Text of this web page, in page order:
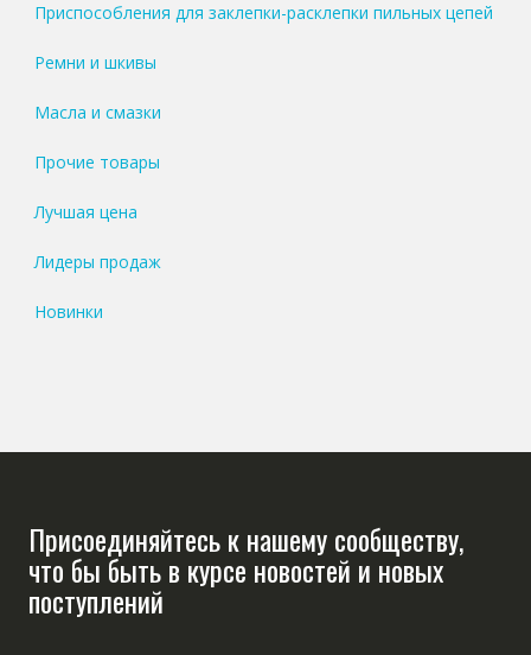
Приспособления для заклепки-расклепки пильных цепей
Ремни и шкивы
Масла и смазки
Прочие товары
Лучшая цена
Лидеры продаж
Новинки
Присоединяйтесь к нашему сообществу,
что бы быть в курсе новостей и новых
поступлений